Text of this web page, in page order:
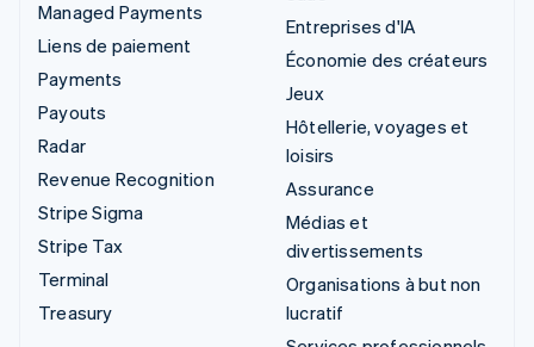
Managed Payments
Liens de paiement
Payments
Payouts
Radar
Revenue Recognition
Stripe Sigma
Stripe Tax
Terminal
Treasury
Entreprises d'IA
Économie des créateurs
Jeux
Hôtellerie, voyages et
loisirs
Assurance
Médias et
divertissements
Organisations à but non
lucratif